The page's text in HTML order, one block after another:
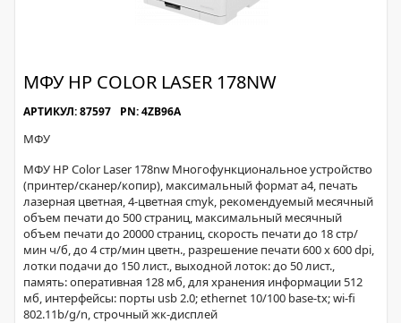
МФУ HP COLOR LASER 178NW
АРТИКУЛ: 87597 PN: 4ZB96A
МФУ
МФУ HP Color Laser 178nw Многофункциональное устройство
(принтер/сканер/копир), максимальный формат a4, печать
лазерная цветная, 4-цветная cmyk, рекомендуемый месячный
объем печати до 500 страниц, максимальный месячный
объем печати до 20000 страниц, скорость печати до 18 стр/
мин ч/б, до 4 стр/мин цветн., разрешение печати 600 x 600 dpi,
лотки подачи до 150 лист., выходной лоток: до 50 лист.,
память: оперативная 128 мб, для хранения информации 512
мб, интерфейсы: порты usb 2.0; ethernet 10/100 base-tx; wi-fi
802.11b/g/n, строчный жк-дисплей